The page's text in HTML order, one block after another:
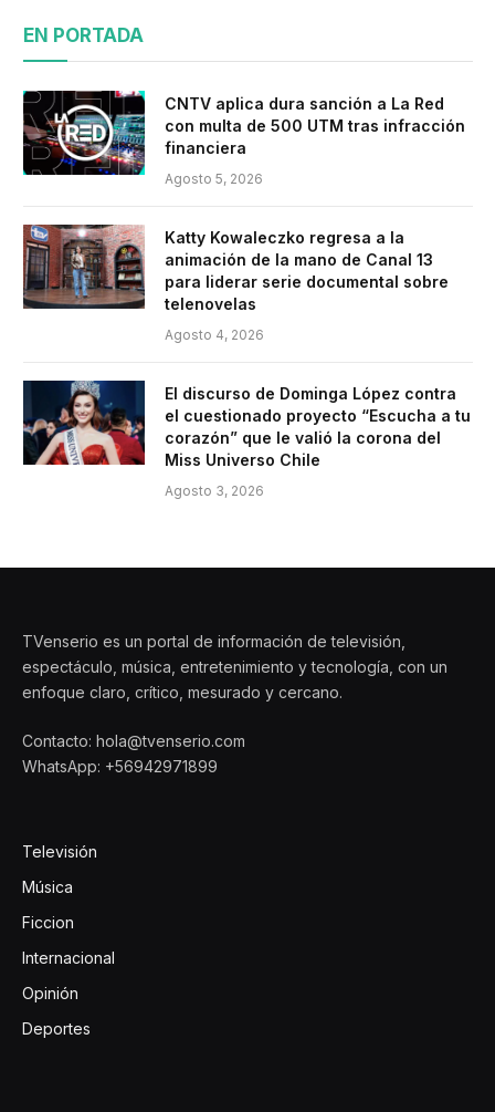
EN PORTADA
CNTV aplica dura sanción a La Red
con multa de 500 UTM tras infracción
financiera
Agosto 5, 2026
Katty Kowaleczko regresa a la
animación de la mano de Canal 13
para liderar serie documental sobre
telenovelas
Agosto 4, 2026
El discurso de Dominga López contra
el cuestionado proyecto “Escucha a tu
corazón” que le valió la corona del
Miss Universo Chile
Agosto 3, 2026
TVenserio es un portal de información de televisión,
espectáculo, música, entretenimiento y tecnología, con un
enfoque claro, crítico, mesurado y cercano.
Contacto: hola@tvenserio.com
WhatsApp: +56942971899
Televisión
Música
Ficcion
Internacional
Opinión
Deportes